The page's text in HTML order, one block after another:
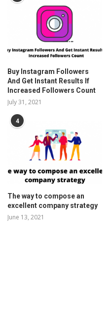
Buy Instagram Followers
And Get Instant Results If
Increased Followers Count
July 31, 2021
4
The way to compose an
excellent company strategy
June 13, 2021